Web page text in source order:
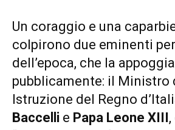
Un coraggio e una
colpirono due eminenti
dell’epoca, che la
pubblicamente: il Ministro
Istruzione del Regno
Baccelli e Papa Leone XIII